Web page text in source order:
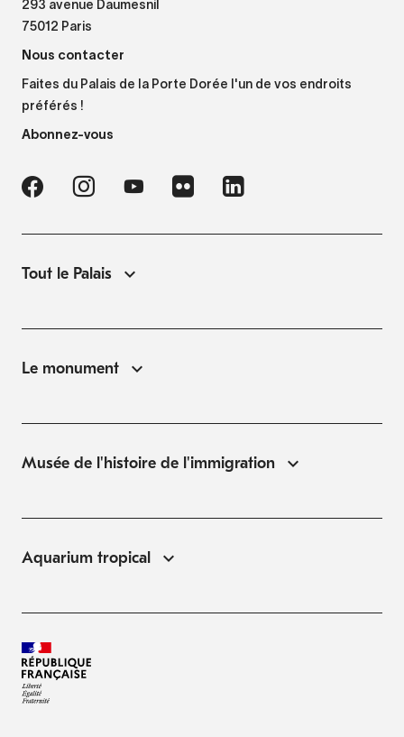
293 avenue Daumesnil
75012 Paris
Nous contacter
Faites du Palais de la Porte Dorée l'un de vos endroits
préférés !
Abonnez-vous
Tout le Palais
Le monument
Musée de l'histoire de l'immigration
Aquarium tropical